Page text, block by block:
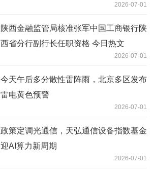
2026-07-01
陕西金融监管局核准张军中国工商银行陕
西省分行副行长任职资格 今日热文
2026-07-01
今天午后多分散性雷阵雨，北京多区发布
雷电黄色预警
2026-07-01
政策定调光通信，天弘通信设备指数基金
迎AI算力新周期
2026-07-01